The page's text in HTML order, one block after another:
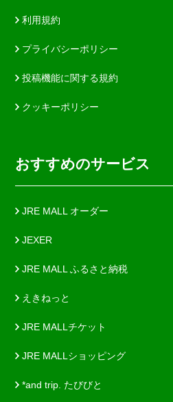
利用規約
プライバシーポリシー
投稿機能に関する規約
クッキーポリシー
おすすめのサービス
JRE MALL オーダー
JEXER
JRE MALL ふるさと納税
えきねっと
JRE MALLチケット
JRE MALLショッピング
*and trip. たびびと